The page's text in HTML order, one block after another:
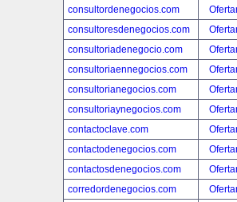
consultordenegocios.com
consultoresdenegocios.com
consultoriadenegocio.com
consultoriaennegocios.com
consultorianegocios.com
consultoriaynegocios.com
contactoclave.com
contactodenegocios.com
contactosdenegocios.com
corredordenegocios.com